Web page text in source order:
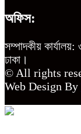
অফিস:
সম্পাদকীয়
ঢাকা।
© All rights
Web Design By